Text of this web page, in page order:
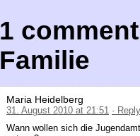
Familie
31. August 2010 at 21:51 · Reply
Wann wollen sich die
setzen?
Sie müssen so etwas nicht